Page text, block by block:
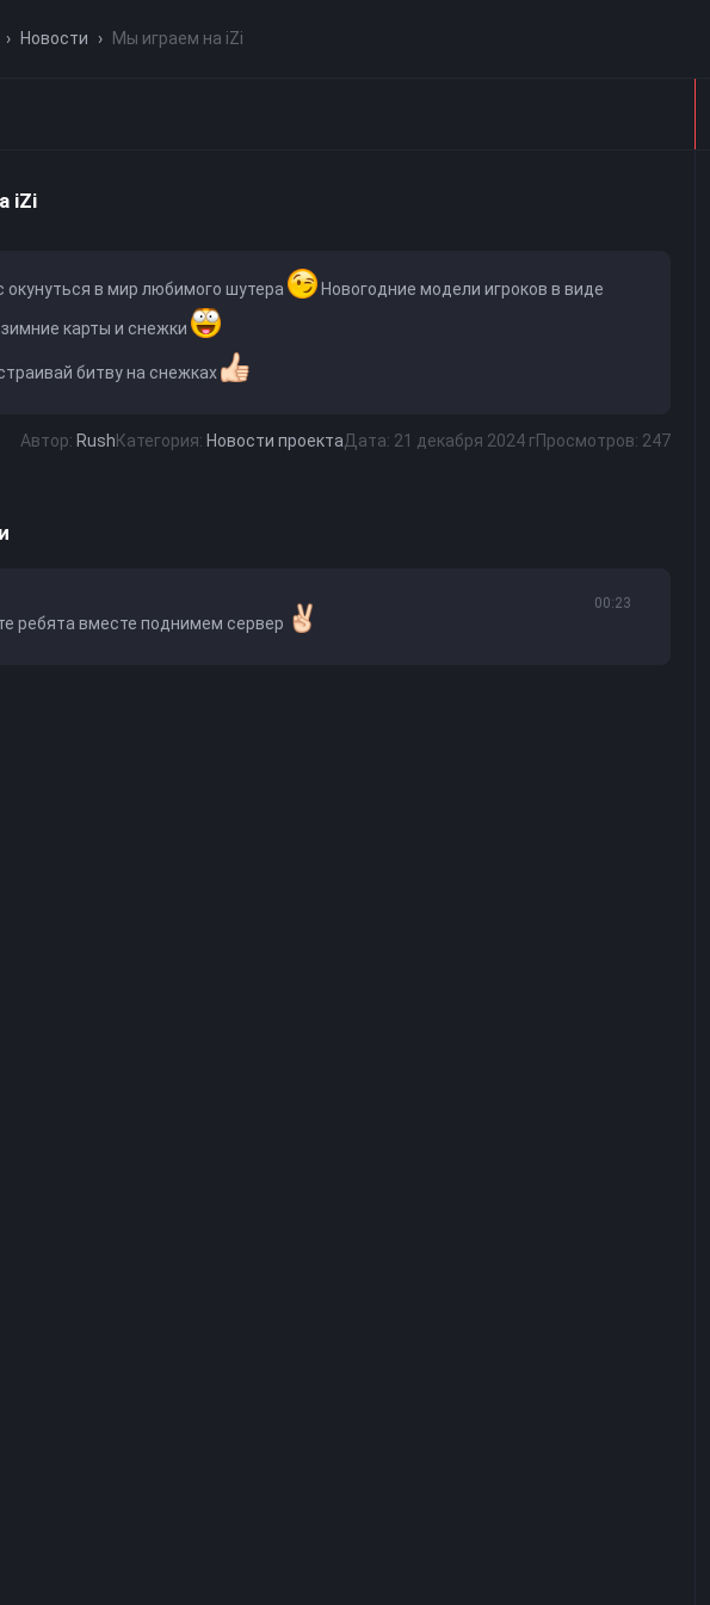
› Новости › Мы играем на iZi
iZi
окунуться в мир любимого шутера Новогодние модели игроков в виде
карты и снежки
битву на снежках
Просмотров: 247
Дата: 21 декабря 2024 г
Категория: Новости проекта
Автор: Rush
00:23
ребята вместе поднимем сервер